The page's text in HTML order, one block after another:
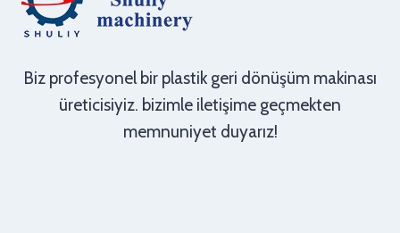
Biz profesyonel bir plastik geri dönüşüm makinası
üreticisiyiz. bizimle iletişime geçmekten
memnuniyet duyarız!